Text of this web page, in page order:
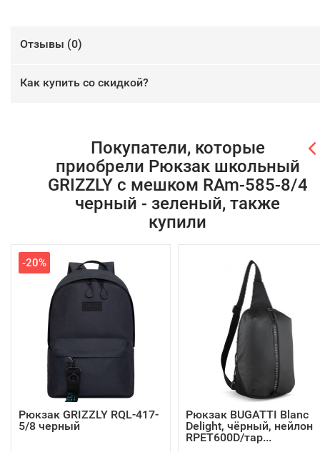
Отзывы (0)
Как купить со скидкой?
Покупатели, которые
приобрели Рюкзак школьный
GRIZZLY с мешком RAm-585-8/4
черный - зеленый, также
купили
-20%
Рюкзак GRIZZLY RQL-417-
5/8 черный
Рюкзак BUGATTI Blanc
Delight, чёрный, нейлон
RPET600D/тар...